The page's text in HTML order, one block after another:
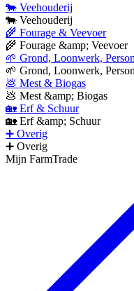
🐄 Veehouderij
🐄 Veehouderij
🌾 Fourage & Veevoer
🌾 Fourage &amp; Veevoer
🌱 Grond, Loonwerk,
🌱 Grond, Loonwerk,
💩 Mest & Biogas
💩 Mest &amp; Biogas
🏡 Erf & Schuur
🏡 Erf &amp; Schuur
➕ Overig
➕ Overig
Mijn FarmTrade